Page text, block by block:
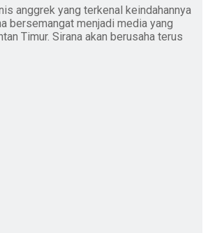
anggrek yang terkenal keindahannya
bersemangat menjadi media yang
Timur. Sirana akan berusaha terus